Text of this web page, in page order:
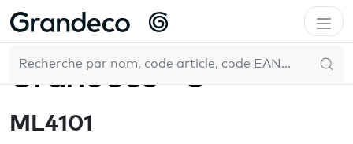
Accueil Mural Young Edition
ML4101